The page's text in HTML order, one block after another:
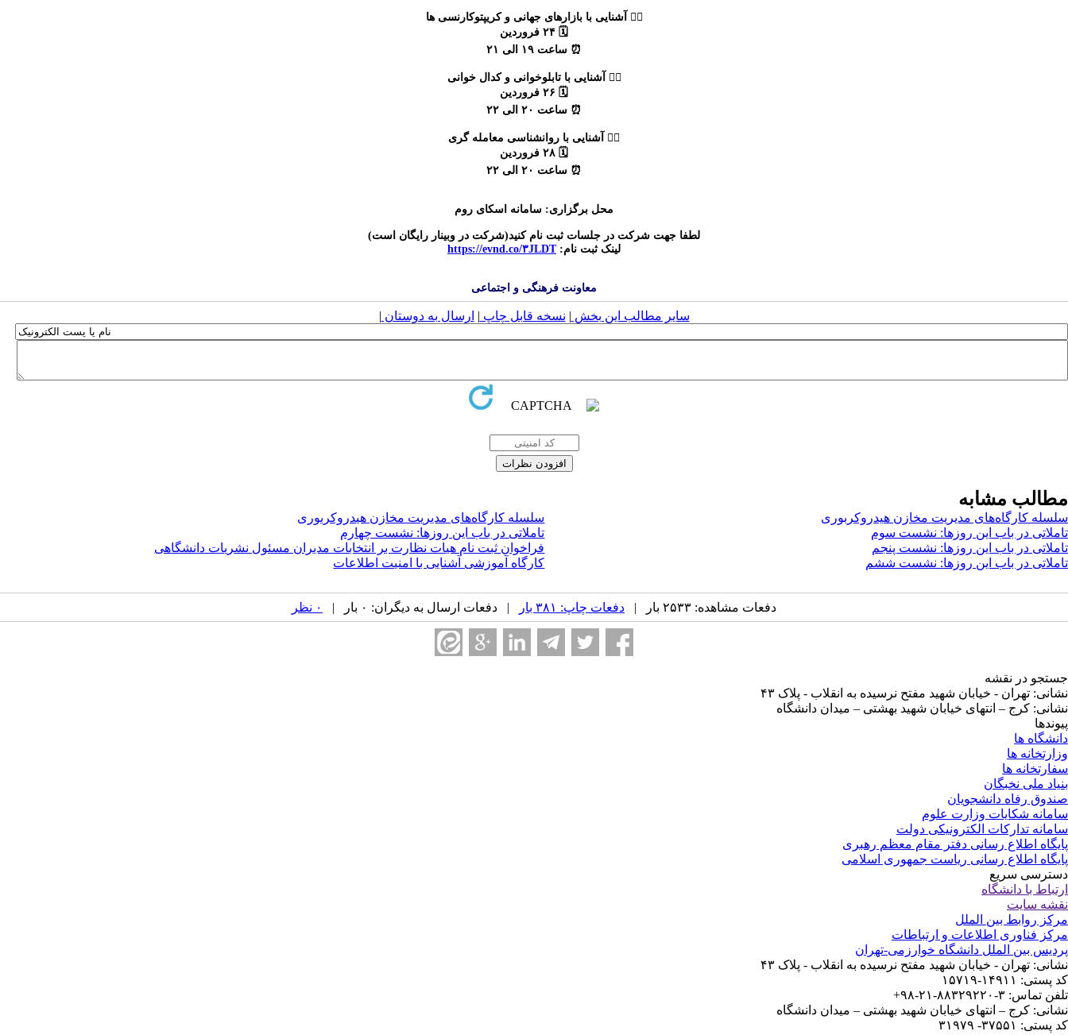
۴⃣ آشنایی با بازارهای جهانی و کریپتوکارنسی ها
🗓 ۲۴ فروردین
⏰ ساعت ۱۹ الی ۲۱
۵⃣ آشنایی با تابلوخوانی و کدال خوانی
🗓 ۲۶ فروردین
⏰ ساعت ۲۰ الی ۲۲
۶⃣ آشنایی با روانشناسی معامله گری
🗓 ۲۸ فروردین
⏰ ساعت ۲۰ الی ۲۲
محل برگزاری: سامانه اسکای روم
لطفا جهت شرکت در جلسات ثبت نام کنید(شرکت در وبینار رایگان است)
لینک ثبت نام:https://evnd.co/۳JLDT
معاونت فرهنگی و اجتماعی
سایر مطالب این بخش | نسخه قابل چاپ | ارسال به دوستان |
مطالب مشابه
سلسله کارگاه‌های مدیریت مخازن هیدروکربوری
سلسله کارگاه‌های مدیریت مخازن هیدروکربوری
تاملاتی در باب این روزها: نشست سوم
تاملاتی در باب این روزها: نشست چهارم
تاملاتی در باب این روزها: نشست پنجم
فراخوان ثبت نام هیات نظارت بر انتخابات مدیران مسئول نشریات دانشگاهی
تاملاتی در باب این روزها: نشست ششم
کارگاه آموزشی آشنایی با امنیت اطلاعات
دفعات مشاهده: ۲۵۳۳ بار | دفعات چاپ: ۳۸۱ بار | دفعات ارسال به دیگران: ۰ بار | ۰ نظر
جستجو در نقشه
نشانی: تهران - خیابان شهید مفتح نرسیده به انقلاب - پلاک ۴۳
نشانی: کرج – انتهای خیابان شهید بهشتی – میدان دانشگاه
پیوندها
دانشگاه ها
وزارتخانه ها
سفارتخانه ها
بنیاد ملی نخبگان
صندوق رفاه دانشجویان
سامانه شکایات وزارت علوم
سامانه تدارکات الکترونیکی دولت
پایگاه اطلاع رسانی دفتر مقام معظم رهبری
پایگاه اطلاع رسانی ریاست جمهوری اسلامی
دسترسی سریع
ارتباط با دانشگاه
نقشه سایت
مرکز روابط بین الملل
مرکز فناوری اطلاعات و ارتباطات
پردیس بین الملل دانشگاه خوارزمی-تهران
نشانی: تهران - خیابان شهید مفتح نرسیده به انقلاب - پلاک ۴۳
کد پستی: ۱۴۹۱۱-۱۵۷۱۹
تلفن تماس: ۳-۸۸۳۲۹۲۲۰-۲۱-۹۸+
نشانی: کرج – انتهای خیابان شهید بهشتی – میدان دانشگاه
کد پستی: ۳۷۵۵۱- ۳۱۹۷۹